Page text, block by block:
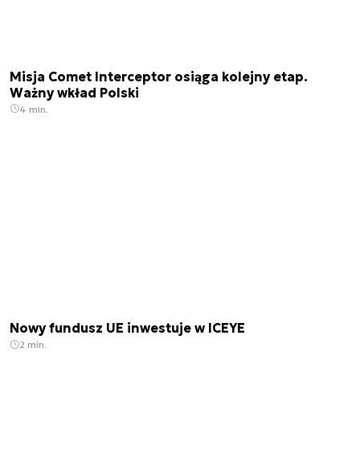
Misja Comet Interceptor osiąga kolejny etap.
Ważny wkład Polski
4 min.
Nowy fundusz UE inwestuje w ICEYE
2 min.